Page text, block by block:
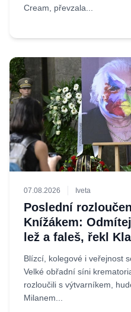
Cream, převzala...
07.08.2026 Iveta
Poslední
Knížákem:
lež a faleš, řekl
Blízcí, kolegové i veřejnost
Velké obřadní síni
rozloučili s výtvarníkem,
Milanem...